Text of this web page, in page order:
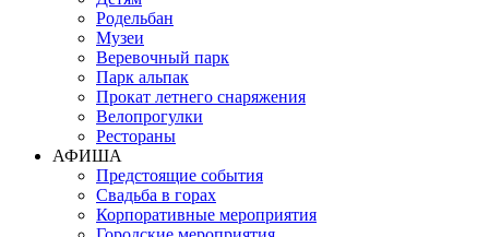
Родельбан
Музеи
Веревочный парк
Парк альпак
Прокат летнего снаряжения
Велопрогулки
Рестораны
АФИША
Предстоящие события
Свадьба в горах
Корпоративные мероприятия